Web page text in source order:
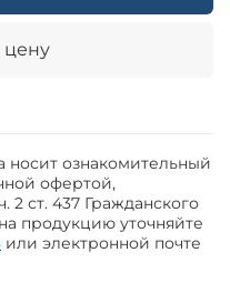
цену
носит ознакомительный
офертой,
ст. 437 Гражданского
продукцию уточняйте
или электронной почте